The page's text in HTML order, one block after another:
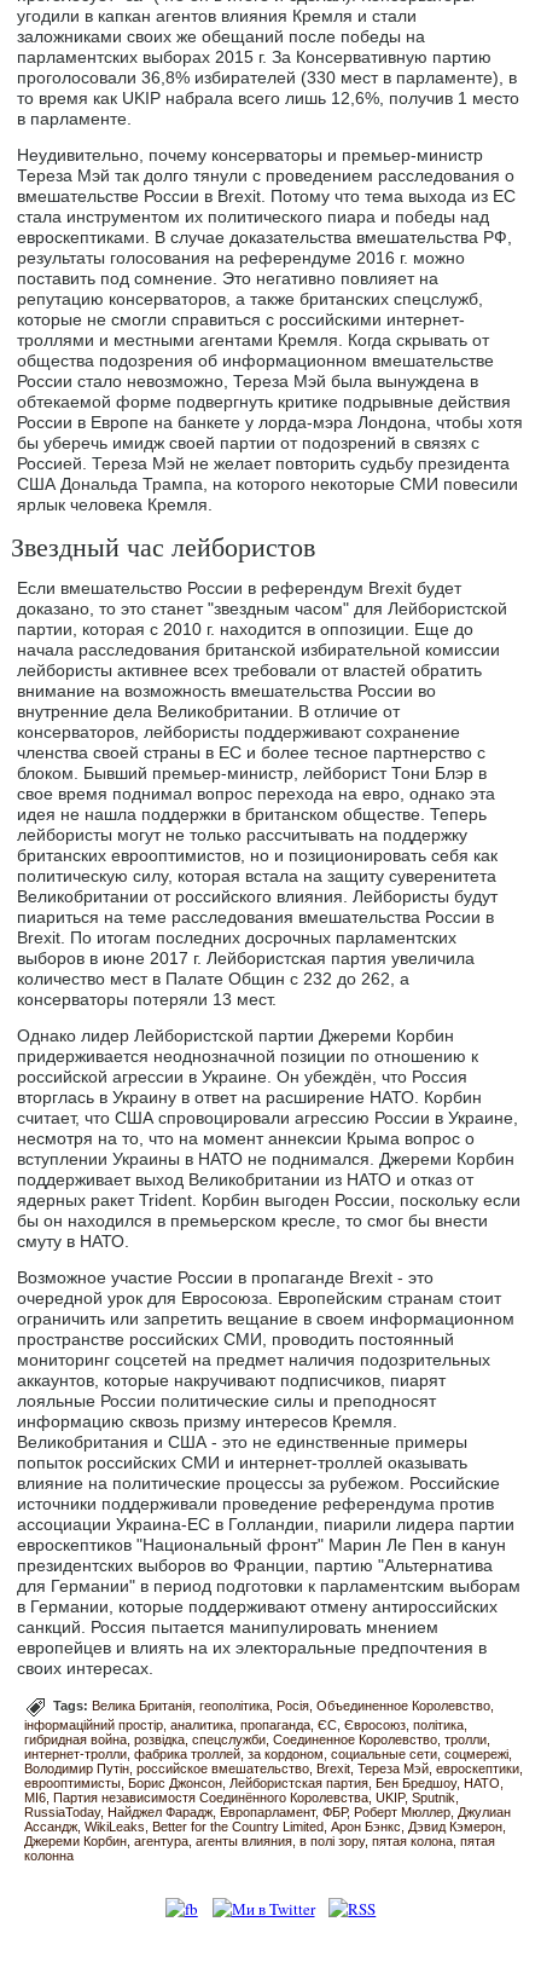
угодили в капкан агентов влияния Кремля и стали
заложниками своих же обещаний после победы на
парламентских выборах 2015 г. За Консервативную партию
проголосовали 36,8% избирателей (330 мест в парламенте), в
то время как UKIP набрала всего лишь 12,6%, получив 1 место
в парламенте.
Неудивительно, почему консерваторы и премьер-министр
Тереза Мэй так долго тянули с проведением расследования о
вмешательстве России в Brexit. Потому что тема выхода из ЕС
стала инструментом их политического пиара и победы над
евроскептиками. В случае доказательства вмешательства РФ,
результаты голосования на референдуме 2016 г. можно
поставить под сомнение. Это негативно повлияет на
репутацию консерваторов, а также британских спецслужб,
которые не смогли справиться с российскими интернет-
троллями и местными агентами Кремля. Когда скрывать от
общества подозрения об информационном вмешательстве
России стало невозможно, Тереза Мэй была вынуждена в
обтекаемой форме подвергнуть критике подрывные действия
России в Европе на банкете у лорда-мэра Лондона, чтобы хотя
бы уберечь имидж своей партии от подозрений в связях с
Россией. Тереза Мэй не желает повторить судьбу президента
США Дональда Трампа, на которого некоторые СМИ повесили
ярлык человека Кремля.
Звездный час лейбористов
Если вмешательство России в референдум Brexit будет
доказано, то это станет "звездным часом" для Лейбористской
партии, которая с 2010 г. находится в оппозиции. Еще до
начала расследования британской избирательной комиссии
лейбористы активнее всех требовали от властей обратить
внимание на возможность вмешательства России во
внутренние дела Великобритании. В отличие от
консерваторов, лейбористы поддерживают сохранение
членства своей страны в ЕС и более тесное партнерство с
блоком. Бывший премьер-министр, лейборист Тони Блэр в
свое время поднимал вопрос перехода на евро, однако эта
идея не нашла поддержки в британском обществе. Теперь
лейбористы могут не только рассчитывать на поддержку
британских еврооптимистов, но и позиционировать себя как
политическую силу, которая встала на защиту суверенитета
Великобритании от российского влияния. Лейбористы будут
пиариться на теме расследования вмешательства России в
Brexit. По итогам последних досрочных парламентских
выборов в июне 2017 г. Лейбористская партия увеличила
количество мест в Палате Общин с 232 до 262, а
консерваторы потеряли 13 мест.
Однако лидер Лейбористской партии Джереми Корбин
придерживается неоднозначной позиции по отношению к
российской агрессии в Украине. Он убеждён, что Россия
вторглась в Украину в ответ на расширение НАТО. Корбин
считает, что США спровоцировали агрессию России в Украине,
несмотря на то, что на момент аннексии Крыма вопрос о
вступлении Украины в НАТО не поднимался. Джереми Корбин
поддерживает выход Великобритании из НАТО и отказ от
ядерных ракет Trident. Корбин выгоден России, поскольку если
бы он находился в премьерском кресле, то смог бы внести
смуту в НАТО.
Возможное участие России в пропаганде Brexit - это
очередной урок для Евросоюза. Европейским странам стоит
ограничить или запретить вещание в своем информационном
пространстве российских СМИ, проводить постоянный
мониторинг соцсетей на предмет наличия подозрительных
аккаунтов, которые накручивают подписчиков, пиарят
лояльные России политические силы и преподносят
информацию сквозь призму интересов Кремля.
Великобритания и США - это не единственные примеры
попыток российских СМИ и интернет-троллей оказывать
влияние на политические процессы за рубежом. Российские
источники поддерживали проведение референдума против
ассоциации Украина-ЕС в Голландии, пиарили лидера партии
евроскептиков "Национальный фронт" Марин Ле Пен в канун
президентских выборов во Франции, партию "Альтернатива
для Германии" в период подготовки к парламентским выборам
в Германии, которые поддерживают отмену антироссийских
санкций. Россия пытается манипулировать мнением
европейцев и влиять на их электоральные предпочтения в
своих интересах.
Tags:Велика Британія геополітика Росія Объединенное Королевство
інформаційний простір аналитика пропаганда ЄС Євросоюз політика
гибридная война розвідка спецслужби Соединенное Королевство тролли
интернет-тролли фабрика троллей за кордоном социальные сети соцмережі
Володимир Путін российское вмешательство Brexit Тереза Мэй евроскептики
еврооптимисты Борис Джонсон Лейбористская партия Бен Бредшоу НАТО
MI6 Партия независимостя Соединённого Королевства UKIP Sputnik
RussiaToday Найджел Фарадж Европарламент ФБР Роберт Мюллер Джулиан
Ассандж WikiLeaks Better for the Country Limited Арон Бэнкс
Дэвид Кэмерон
Джереми Корбин агентура агенты влияния в полі зору пятая колона пятая
колонна